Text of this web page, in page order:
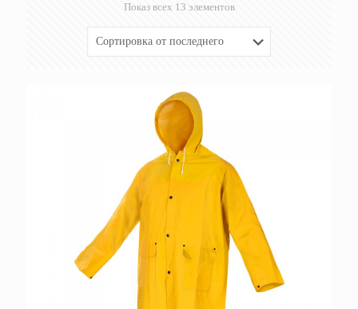
Показ всех 13 элементов